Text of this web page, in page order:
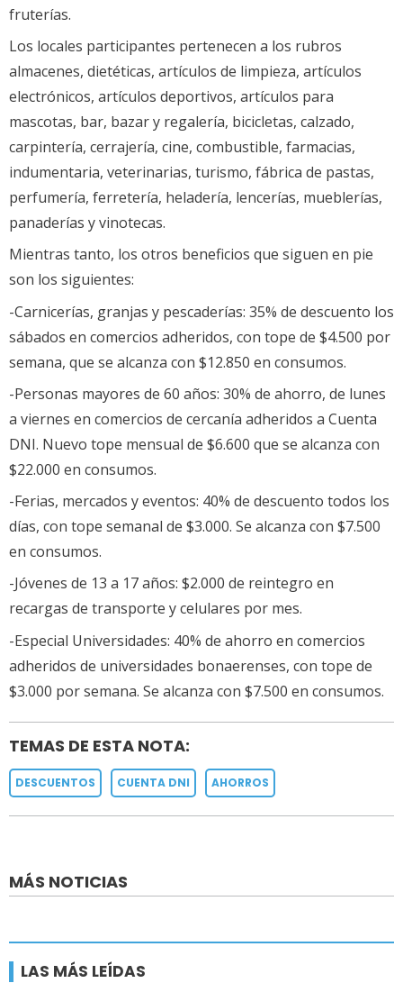
fruterías.
Los locales participantes pertenecen a los rubros
almacenes, dietéticas, artículos de limpieza, artículos
electrónicos, artículos deportivos, artículos para
mascotas, bar, bazar y regalería, bicicletas, calzado,
carpintería, cerrajería, cine, combustible, farmacias,
indumentaria, veterinarias, turismo, fábrica de pastas,
perfumería, ferretería, heladería, lencerías, mueblerías,
panaderías y vinotecas.
Mientras tanto, los otros beneficios que siguen en pie
son los siguientes:
-Carnicerías, granjas y pescaderías: 35% de descuento los
sábados en comercios adheridos, con tope de $4.500 por
semana, que se alcanza con $12.850 en consumos.
-Personas mayores de 60 años: 30% de ahorro, de lunes
a viernes en comercios de cercanía adheridos a Cuenta
DNI. Nuevo tope mensual de $6.600 que se alcanza con
$22.000 en consumos.
-Ferias, mercados y eventos: 40% de descuento todos los
días, con tope semanal de $3.000. Se alcanza con $7.500
en consumos.
-Jóvenes de 13 a 17 años: $2.000 de reintegro en
recargas de transporte y celulares por mes.
-Especial Universidades: 40% de ahorro en comercios
adheridos de universidades bonaerenses, con tope de
$3.000 por semana. Se alcanza con $7.500 en consumos.
TEMAS DE ESTA NOTA:
DESCUENTOS CUENTA DNI AHORROS
MÁS NOTICIAS
LAS MÁS LEÍDAS